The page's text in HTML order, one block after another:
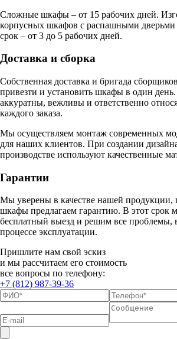
Сложные шкафы – от 15 рабочих дней.
корпусных шкафов с распашными дверьми
срок – от 3 до 5 рабочих дней.
Доставка и сборка
Собственная доставка и бригада
привезти и установить шкафы в один
аккуратны, вежливы и ответственно
каждого заказа.
Мы осуществляем монтаж современных
для наших клиентов. При создании
производстве используют качественные
Гарантии
Мы уверены в качестве нашей продукции,
шкафы предлагаем гарантию. В этот срок
бесплатный выезд и решим все проблемы,
процессе эксплуатации.
Пришлите нам свой эскиз
и мы рассчитаем его стоимость
все вопросы по телефону:
+7 (812) 987-39-36